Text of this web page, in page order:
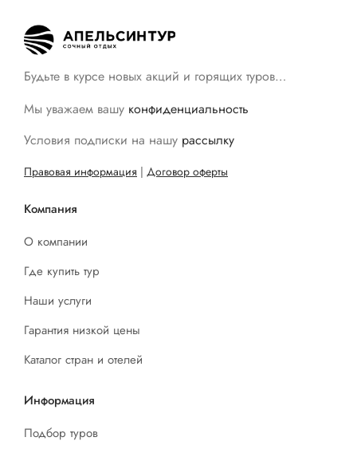
Будьте в курсе новых акций и горящих туров…
Мы уважаем вашу конфиденциальность
Условия подписки на нашу рассылку
Правовая информация | Договор оферты
Компания
О компании
Где купить тур
Наши услуги
Гарантия низкой цены
Каталог стран и отелей
Информация
Подбор туров